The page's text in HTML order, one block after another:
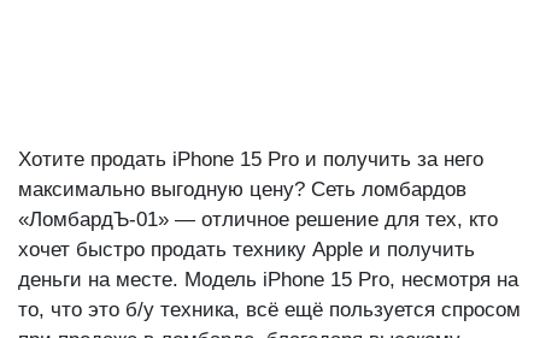
Хотите продать iPhone 15 Pro и получить за него
максимально выгодную цену? Сеть ломбардов
«ЛомбардЪ-01» — отличное решение для тех, кто
хочет быстро продать технику Apple и получить
деньги на месте. Модель iPhone 15 Pro, несмотря на
то, что это б/у техника, всё ещё пользуется спросом